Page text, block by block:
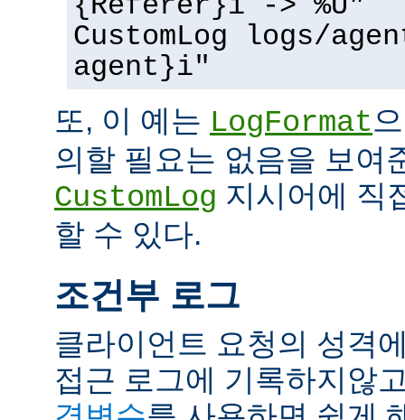
CustomLog logs/
agent}i"
또, 이 예는 LogFormat
의할 필요는 없음을 보여
CustomLog 지시어에 직
할 수 있다.
조건부 로그
클라이언트 요청의 성격
접근 로그에 기록하지않